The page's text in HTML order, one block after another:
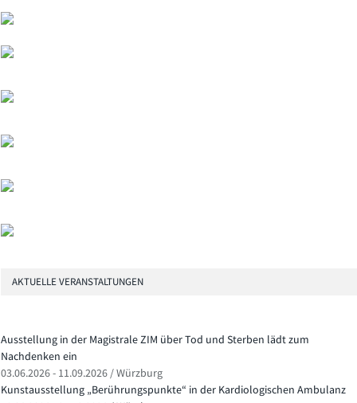
AKTUELLE VERANSTALTUNGEN
Ausstellung in der Magistrale ZIM über Tod und Sterben lädt zum
Nachdenken ein
03.06.2026 - 11.09.2026 / Würzburg
Kunstausstellung „Berührungspunkte“ in der Kardiologischen Ambulanz